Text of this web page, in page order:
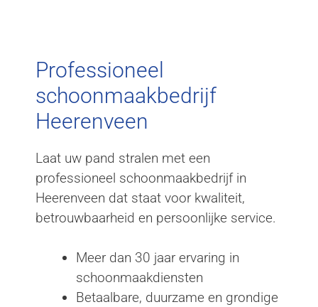
Heerenveen
Professioneel
schoonmaakbedrijf
Heerenveen
Laat uw pand stralen met een
professioneel schoonmaakbedrijf in
Heerenveen dat staat voor kwaliteit,
betrouwbaarheid en persoonlijke service.
Meer dan 30 jaar ervaring in
schoonmaakdiensten
Betaalbare, duurzame en grondige